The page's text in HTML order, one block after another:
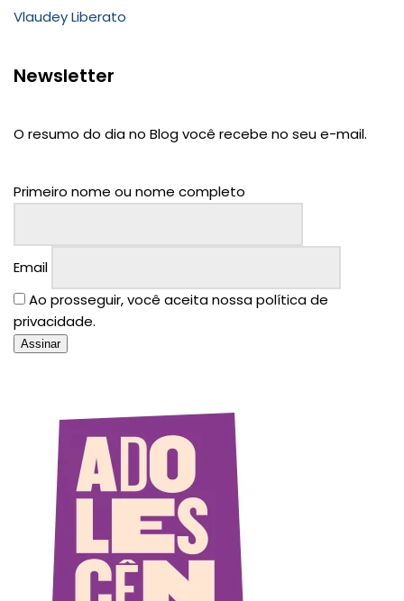
Vlaudey Liberato
Newsletter
O resumo do dia no Blog você recebe no seu e-mail.
Primeiro nome ou nome completo
Email
Ao prosseguir, você aceita nossa política de
privacidade.